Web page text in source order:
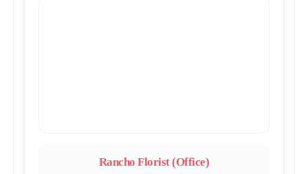
Rancho Florist (Office)